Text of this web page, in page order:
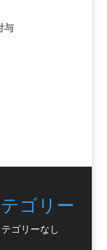
与
ゴリー
テゴリーなし